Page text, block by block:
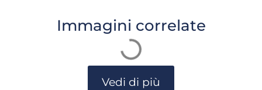
Immagini correlate
Vedi di più